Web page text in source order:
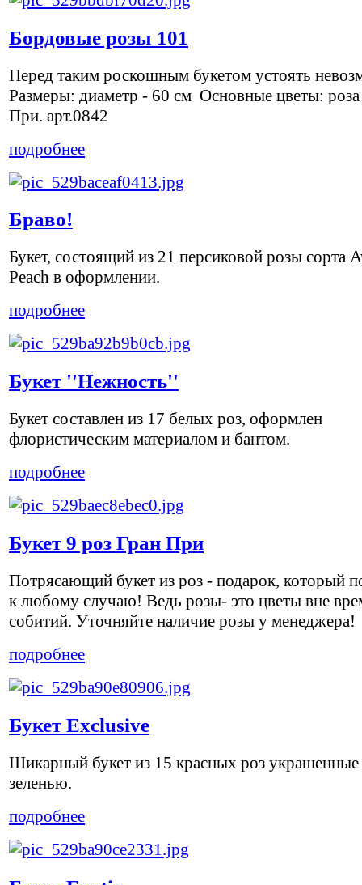
Бордовые розы 101
Перед таким роскошным букетом устоять
Размеры: диаметр - 60 см Основные цветы:
При. арт.0842
подробнее
Браво!
Букет, состоящий из 21 персиковой розы сорта
Peach в оформлении.
подробнее
Букет ''Нежность''
Букет составлен из 17 белых роз, оформлен
флористическим материалом и бантом.
подробнее
Букет 9 роз Гран При
Потрясающий букет из роз - подарок, который
к любому случаю! Ведь розы- это цветы вне
собитий. Уточняйте наличие розы у менеджера!
подробнее
Букет Exclusive
Шикарный букет из 15 красных роз украшенные
зеленью.
подробнее